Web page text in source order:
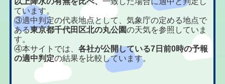
ています。
③適中判定の代表地点として、気象庁の定める地点で
ある東京都千代田区北の丸公園の天気を参照していま
す。
④本サイトでは、各社が公開している7日前0時の予報
の適中判定の結果を比較しています。